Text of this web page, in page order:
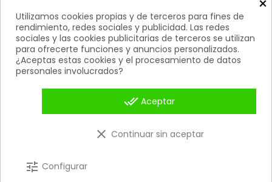
Ayuda 
Mi Cuenta
Contacto 
Métodos De Pago 
Utilizamos cookies propias y de terceros para fines de
rendimiento, redes sociales y publicidad. Las redes
sociales y las cookies publicitarias de terceros se utilizan
para ofrecerte funciones y anuncios personalizados.
¿Aceptas estas cookies y el procesamiento de datos
personales involucrados?
done_all Aceptar
clear Continuar sin aceptar
tune Configurar